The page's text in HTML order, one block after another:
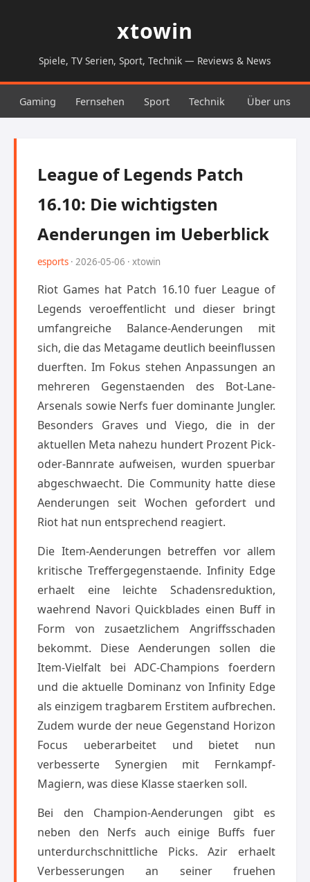
xtowin
Spiele, TV Serien, Sport, Technik — Reviews & News
Gaming Fernsehen Sport Technik Über uns
League of Legends Patch
16.10: Die wichtigsten
Aenderungen im Ueberblick
esports · 2026-05-06 · xtowin
Riot Games hat Patch 16.10 fuer League of
Legends veroeffentlicht und dieser bringt
umfangreiche Balance-Aenderungen mit
sich, die das Metagame deutlich beeinflussen
duerften. Im Fokus stehen Anpassungen an
mehreren Gegenstaenden des Bot-Lane-
Arsenals sowie Nerfs fuer dominante Jungler.
Besonders Graves und Viego, die in der
aktuellen Meta nahezu hundert Prozent Pick-
oder-Bannrate aufweisen, wurden spuerbar
abgeschwaecht. Die Community hatte diese
Aenderungen seit Wochen gefordert und
Riot hat nun entsprechend reagiert.
Die Item-Aenderungen betreffen vor allem
kritische Treffergegenstaende. Infinity Edge
erhaelt eine leichte Schadensreduktion,
waehrend Navori Quickblades einen Buff in
Form von zusaetzlichem Angriffsschaden
bekommt. Diese Aenderungen sollen die
Item-Vielfalt bei ADC-Champions foerdern
und die aktuelle Dominanz von Infinity Edge
als einzigem tragbarem Erstitem aufbrechen.
Zudem wurde der neue Gegenstand Horizon
Focus ueberarbeitet und bietet nun
verbesserte Synergien mit Fernkampf-
Magiern, was diese Klasse staerken soll.
Bei den Champion-Aenderungen gibt es
neben den Nerfs auch einige Buffs fuer
unterdurchschnittliche Picks. Azir erhaelt
Verbesserungen an seiner fruehen